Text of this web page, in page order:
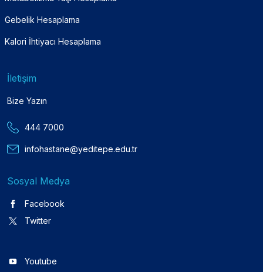
Gebelik Hesaplama
Kalori İhtiyacı Hesaplama
İletişim
Bize Yazın
444 7000
infohastane@yeditepe.edu.tr
Sosyal Medya
Facebook
Twitter
Youtube